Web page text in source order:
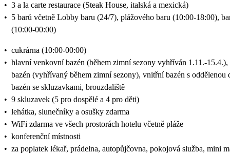
• 3 a la carte restaurace (Steak House, italská a mexická)
• 5 barů včetně Lobby baru (24/7), plážového baru (10:00-18:00),
(10:00-00:00)
• cukrárna (10:00-00:00)
• hlavní venkovní bazén (během zimní sezony vyhříván 1.11.-
bazén (vyhřívaný během zimní sezony), vnitřní bazén s oddělenou
bazén se skluzavkami, brouzdaliště
• 9 skluzavek (5 pro dospělé a 4 pro děti)
• lehátka, slunečníky a osušky zdarma
• WiFi zdarma ve všech prostorách hotelu včetně pláže
• konferenční místnosti
• za poplatek lékař, prádelna, autopůjčovna, pokojová služba, mini